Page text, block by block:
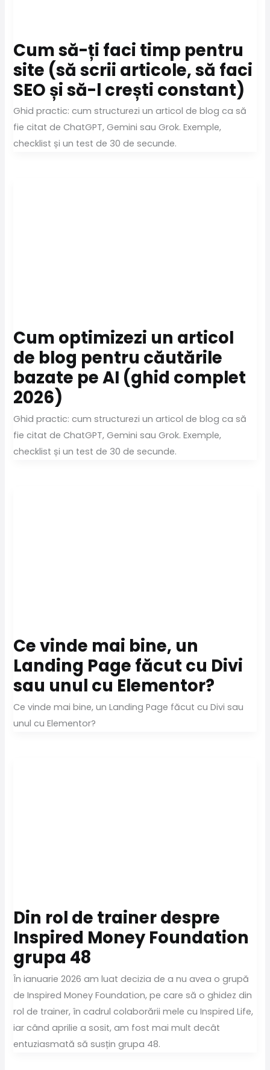
Cum să-ți faci timp pentru
site (să scrii articole, să faci
SEO și să-l crești constant)
Ghid practic: cum structurezi un articol de blog ca să
fie citat de ChatGPT, Gemini sau Grok. Exemple,
checklist și un test de 30 de secunde.
Cum optimizezi un articol
de blog pentru căutările
bazate pe AI (ghid complet
2026)
Ghid practic: cum structurezi un articol de blog ca să
fie citat de ChatGPT, Gemini sau Grok. Exemple,
checklist și un test de 30 de secunde.
Ce vinde mai bine, un
Landing Page făcut cu Divi
sau unul cu Elementor?
Ce vinde mai bine, un Landing Page făcut cu Divi sau
unul cu Elementor?
Din rol de trainer despre
Inspired Money Foundation
grupa 48
În ianuarie 2026 am luat decizia de a nu avea o grupă
de Inspired Money Foundation, pe care să o ghidez din
rol de trainer, în cadrul colaborării mele cu Inspired Life,
iar când aprilie a sosit, am fost mai mult decât
entuziasmată să susțin grupa 48.